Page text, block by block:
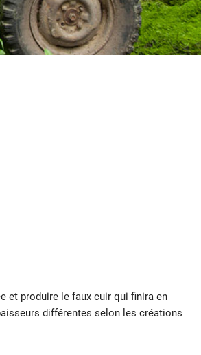
et produire le faux cuir qui finira en
différentes selon les créations